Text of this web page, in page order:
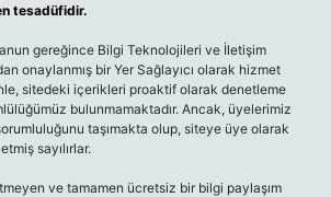
tesadüfidir.
gereğince Bilgi Teknolojileri ve İletişim
onaylanmış bir Yer Sağlayıcı olarak hizmet
sitedeki içerikleri proaktif olarak denetleme
bulunmamaktadır. Ancak, üyelerimiz
taşımakta olup, siteye üye olarak
sayılırlar.
ve tamamen ücretsiz bir bilgi paylaşım